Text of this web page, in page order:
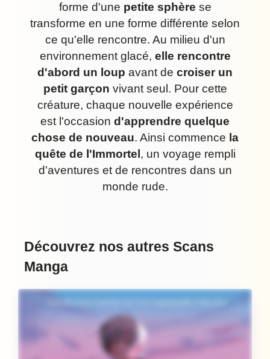
forme d'une petite sphère se
transforme en une forme différente selon
ce qu'elle rencontre. Au milieu d'un
environnement glacé, elle rencontre
d'abord un loup avant de croiser un
petit garçon vivant seul. Pour cette
créature, chaque nouvelle expérience
est l'occasion d'apprendre quelque
chose de nouveau. Ainsi commence la
quête de l'Immortel , un voyage rempli
d'aventures et de rencontres dans un
monde rude.
Découvrez nos autres Scans
Manga